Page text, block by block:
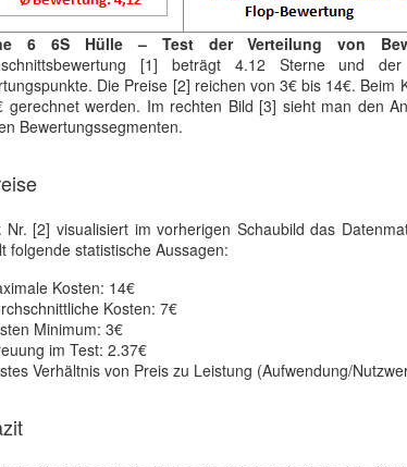
6 6S Hülle – Test der Verteilung von
[1] beträgt 4.12 Sterne und
Die Preise [2] reichen von 3€ bis 14€. Beim
gerechnet werden. Im rechten Bild [3] sieht man den
Bewertungssegmenten.
Nr. [2] visualisiert im vorherigen Schaubild das
folgende statistische Aussagen:
Kosten: 14€
Kosten: 7€
Minimum: 3€
im Test: 2.37€
Verhältnis von Preis zu Leistung (Aufwendung/